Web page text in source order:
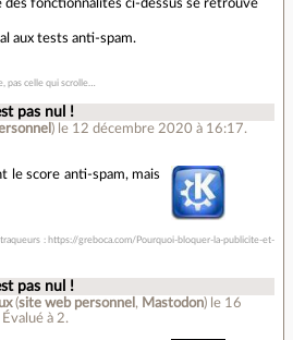
des fonctionnalités ci-dessus se retrouve
aux tests anti-spam.
pas celle qui scrolle…
pas nul !
) le 12 décembre 2020 à 16:17.
le score anti-spam, mais
: https://greboca.com/Pourquoi-bloquer-la-publicite-et-
pas nul !
(site web personnel , Mastodon) le 16
Évalué à 2.